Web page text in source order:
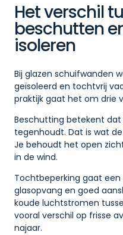
Het verschil
beschutten
isoleren
Bij glazen schuifwanden
geïsoleerd en tochtvrij
praktijk gaat het om drie
Beschutting betekent
tegenhoudt. Dat is wat
Je behoudt het open
in de wind.
Tochtbeperking gaat
glasopvang en goed
koude luchtstromen
vooral verschil op frisse
najaar.